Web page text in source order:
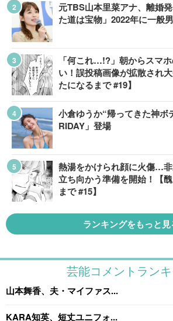
元TBS山本里菜アナ、離婚
た道は宝物」2022年に一般
「何これ…!?」朝からスマ
い！誤投稿画像が拡散され
たになるまで #19】
小倉ゆうか“帰ってきた神ボ
RIDAY」登場
熱湯をかけられ顔に火傷…
立ち向かう準備を開始！【
まで #15】
ランキングをもっと見